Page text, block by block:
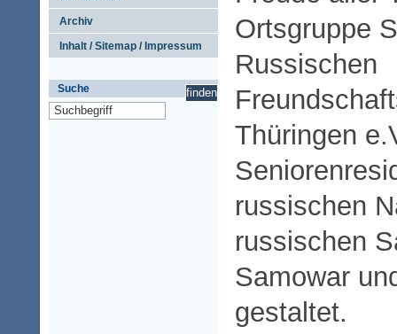
Archiv
Inhalt / Sitemap / Impressum
Suche
Ortsgruppe
Russischen
Thüringen
russischen
russischen
Samowar
gestaltet.